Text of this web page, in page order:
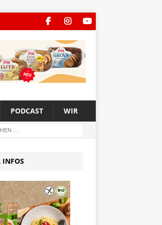
PODCAST WIR
INFOS